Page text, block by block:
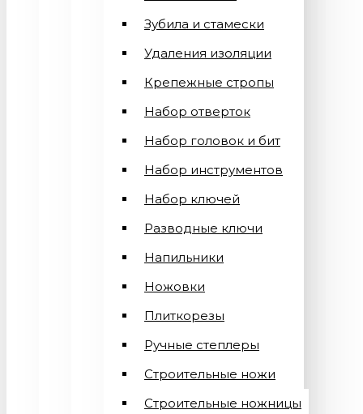
Зубила и стамески
Удаления изоляции
Крепежные стропы
Набор отверток
Набор головок и бит
Набор инструментов
Набор ключей
Разводные ключи
Напильники
Ножовки
Плиткорезы
Ручные степлеры
Строительные ножи
Строительные ножницы